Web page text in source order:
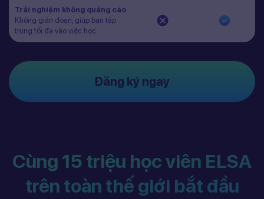
Trải nghiệm không quảng cáo
Không gián đoạn, giúp bạn tập
trung tối đa vào việc học.
Đăng ký ngay
Cùng 15 triệu học viên ELSA
trên toàn thế giới bắt đầu